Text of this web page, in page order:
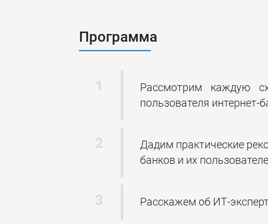
Программа
Рассмотрим каждую
пользователя интернет-
Дадим практические
банков и их
Расскажем об ИТ-